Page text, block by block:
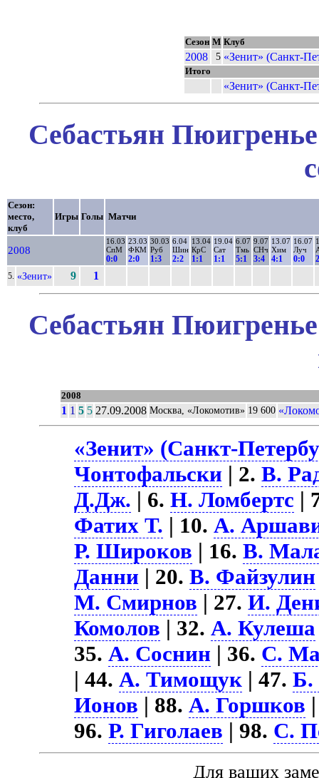
Сезон М Клуб
2008 5 «Зенит» (Санкт-
Итого
«Зенит» (Санкт-
Себастьян
Сезон:
место,
клуб
Игры Голы Матчи
2008
16.03
СпМ
0:0
23.03
ФКМ
2:0
30.03
Руб
1:3
6.04
Шин
2:2
13.04
КрС
1:1
19.04
Сат
1:1
6.07
Тмь
5:1
9.07
СНч
3:4
13.07
Хим
4:1
16.07
Луч
0:0
5. «Зенит» 9 1
Себастьян
2008
1 1 5 5 27.09.2008 Москва, «Локомотив» 19 600
«Зенит» (Санкт-
Чонтофальски | 2.В.
Д.Дж. | 6.Н. Ломбертс |
Фатих Т. | 10.А.
Р. Широков | 16.В.
Данни | 20.В. Файзулин
М. Смирнов | 27.И.
Комолов | 32.А. Кулеша
35.А. Соснин | 36. С.
| 44.А. Тимощук | 47.Б.
Ионов | 88.А. Горшков
96.Р. Гиголаев | 98. С.
Для ваших